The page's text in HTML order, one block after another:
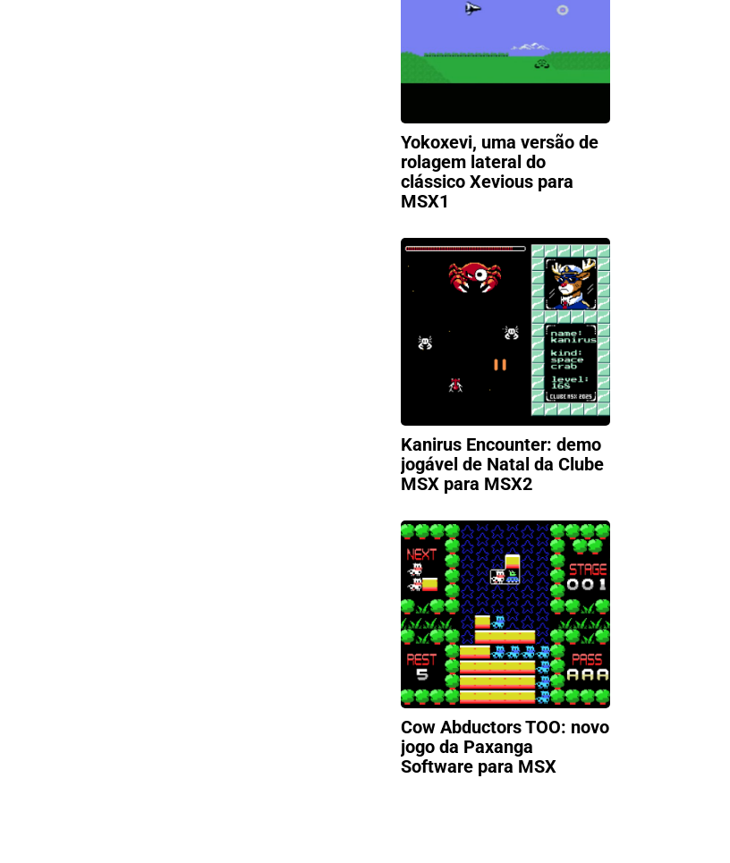
Yokoxevi, uma versão de
rolagem lateral do
clássico Xevious para
MSX1
Kanirus Encounter: demo
jogável de Natal da Clube
MSX para MSX2
Cow Abductors TOO: novo
jogo da Paxanga
Software para MSX